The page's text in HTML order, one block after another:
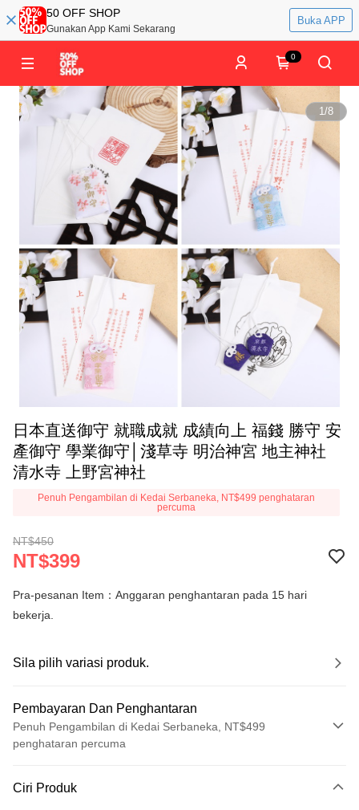
50 OFF SHOP
Gunakan App Kami Sekarang
Buka APP
0
1/8
日本直送御守 就職成就 成績向上 福錢 勝守 安
產御守 學業御守│淺草寺 明治神宮 地主神社
清水寺 上野宮神社
Penuh Pengambilan di Kedai Serbaneka, NT$499 penghataran
percuma
NT$450
NT$399
Pra-pesanan Item：Anggaran penghantaran pada 15 hari
bekerja.
Sila pilih variasi produk.
Pembayaran Dan Penghantaran
Penuh Pengambilan di Kedai Serbaneka, NT$499
penghataran percuma
Kad Kredit (Bayaran Penuh)
Ciri Produk